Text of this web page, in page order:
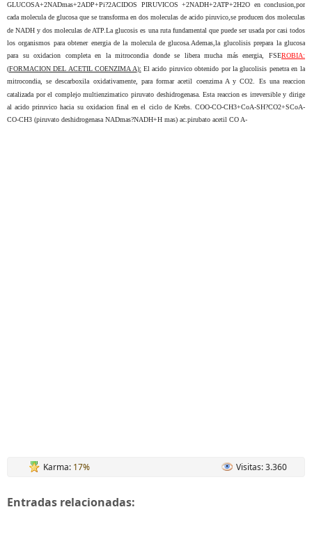
GLUCOSA+2NADmas+2ADP+Pi?2ACIDOS PIRUVICOS +2NADH+2ATP+2H2O en conclusion,por
cada molecula de glucosa que se transforma en dos moleculas de acido piruvico,se producen dos moleculas
de NADH y dos moleculas de ATP.La glucosis es una ruta fundamental que puede ser usada por casi todos
los organismos para obtener energia de la molecula de glucosa.Ademas,la glucolisis prepara la glucosa
para su oxidacion completa en la mitrocondia donde se libera mucha más energia, FSEROBIA:
(FORMACION DEL ACETIL COENZIMA A): El acido piruvico obtenido por la glucolisis penetra en la
mitrocondia, se descarboxila oxidativamente, para formar acetil coenzima A y CO2. Es una reaccion
catalizada por el complejo multienzimatico piruvato deshidrogenasa. Esta reaccion es irreversible y dirige
al acido priruvico hacia su oxidacion final en el ciclo de Krebs. COO-CO-CH3+CoA-SH?CO2+SCoA-
CO-CH3 (piruvato deshidrogenasa NADmas?NADH+H mas) ac.pirubato acetil CO A-
Karma: 17% Visitas: 3.360
Entradas relacionadas: